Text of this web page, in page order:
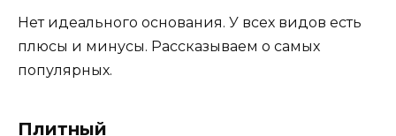
Нет идеального основания. У всех видов есть
плюсы и минусы. Рассказываем о самых
популярных.
Плитный